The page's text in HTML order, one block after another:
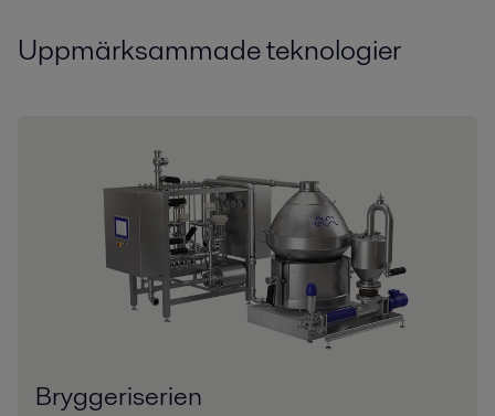
Uppmärksammade teknologier
Bryggeriserien